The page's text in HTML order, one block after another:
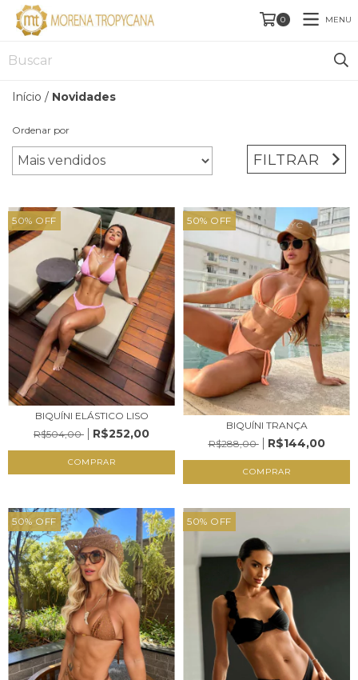
0 MENU
Início / Novidades
Ordenar por
FILTRAR
50% OFF
BIQUÍNI ELÁSTICO LISO
R$504,00
R$252,00
COMPRAR
50% OFF
BIQUÍNI TRANÇA
R$288,00
R$144,00
COMPRAR
50% OFF 50% OFF